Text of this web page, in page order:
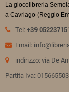
La giocolibreria
a Cavriago (Reggio
Tel: +39
Email:
indirizzo: via De
Partita Iva: